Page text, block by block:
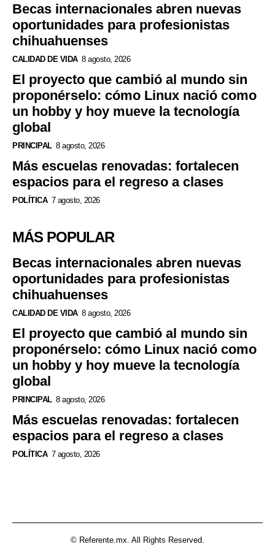
Becas internacionales abren nuevas
oportunidades para profesionistas
chihuahuenses
CALIDAD DE VIDA 8 agosto, 2026
El proyecto que cambió al mundo sin
proponérselo: cómo Linux nació como
un hobby y hoy mueve la tecnología
global
PRINCIPAL 8 agosto, 2026
Más escuelas renovadas: fortalecen
espacios para el regreso a clases
POLÍTICA 7 agosto, 2026
MÁS POPULAR
Becas internacionales abren nuevas
oportunidades para profesionistas
chihuahuenses
CALIDAD DE VIDA 8 agosto, 2026
El proyecto que cambió al mundo sin
proponérselo: cómo Linux nació como
un hobby y hoy mueve la tecnología
global
PRINCIPAL 8 agosto, 2026
Más escuelas renovadas: fortalecen
espacios para el regreso a clases
POLÍTICA 7 agosto, 2026
© Referente.mx. All Rights Reserved.